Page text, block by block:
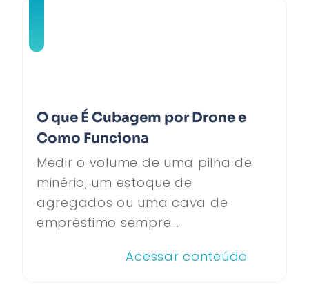
O que É Cubagem por Drone e
Como Funciona
Medir o volume de uma pilha de
minério, um estoque de
agregados ou uma cava de
empréstimo sempre...
Acessar conteúdo